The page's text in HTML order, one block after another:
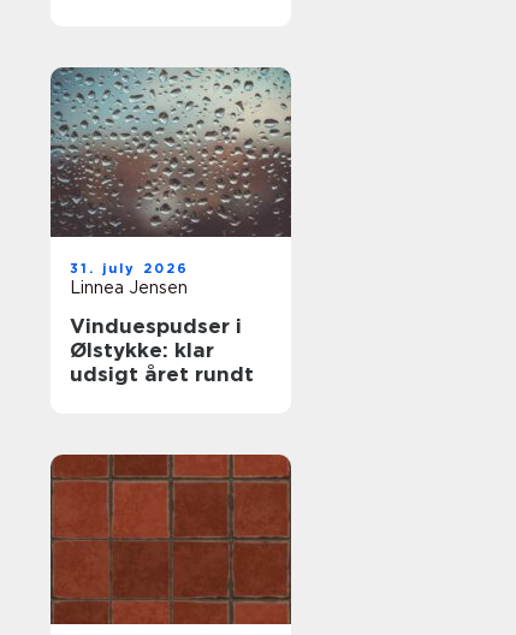
31. july 2026
Linnea Jensen
Vinduespudser i
Ølstykke: klar
udsigt året rundt